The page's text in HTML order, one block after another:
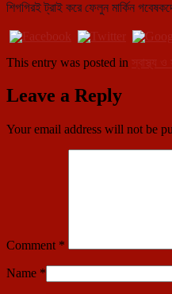
শিগগিরই ট্রাই করে ফেলুন মার্কিন
This entry was posted in স্বাস্থ্য
Leave a Reply
Your email address will not be
Comment *
Name *